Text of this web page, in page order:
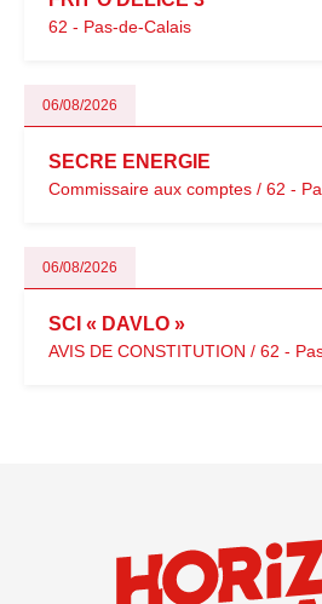
62 - Pas-de-Calais
06/08/2026
SECRE ENERGIE
Commissaire aux comptes / 62 -
06/08/2026
SCI « DAVLO »
AVIS DE CONSTITUTION / 62 -